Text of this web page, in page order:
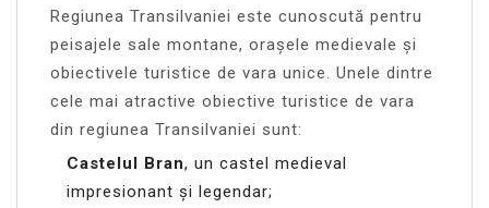
Regiunea Transilvaniei este cunoscută pentru
peisajele sale montane, orașele medievale și
obiectivele turistice de vara unice. Unele dintre
cele mai atractive obiective turistice de vara
din regiunea Transilvaniei sunt:
Castelul Bran, un castel medieval
impresionant și legendar;